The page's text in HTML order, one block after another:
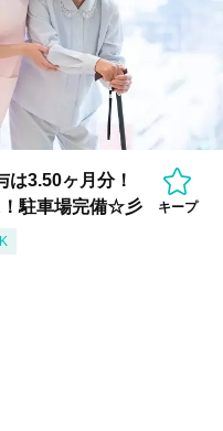
は3.50ヶ月分！
駐車場完備☆彡
キープ